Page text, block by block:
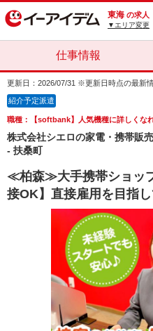
東海 の求人
▼エリア変更
仕事情報
更新日：2026/07/31 ※更新日時点の最新
紹介予定派遣
職種：【softbank】人気機種に詳しくな
株式会社シエロの家電・携帯販
- 扶桑町
≪柏森≫大手携帯ショッ
接OK】直接雇用を目指